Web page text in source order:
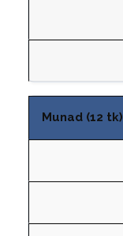
Munad (12 tk)